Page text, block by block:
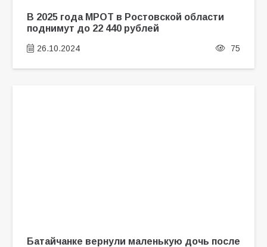
В 2025 года МРОТ в Ростовской области
поднимут до 22 440 рублей
26.10.2024 75
Батайчанке вернули маленькую дочь после